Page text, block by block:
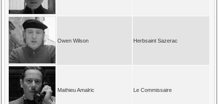
Owen Wilson Herbsaint Sazerac
Mathieu Amalric Le Commissaire